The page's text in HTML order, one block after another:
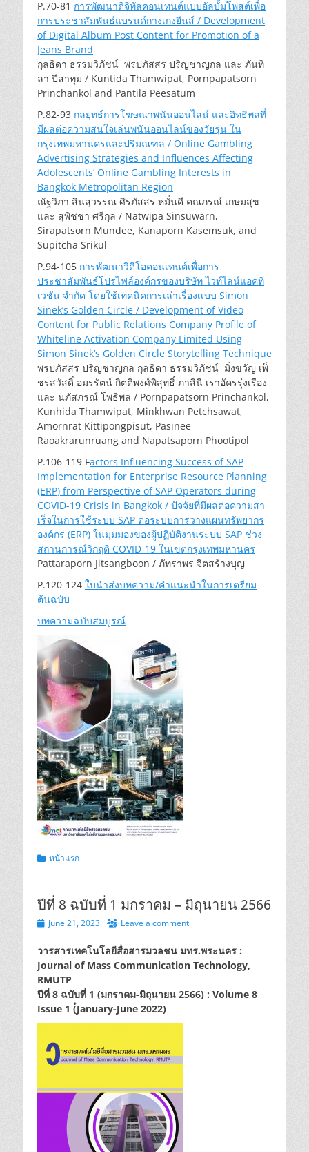
P.70-81 การพัฒนาดิจิทัลคอนเทนต์แบบอัลบั้มโพสต์เพื่อ
การประชาสัมพันธ์แบรนด์กางเกงยีนส์ / Development
of Digital Album Post Content for Promotion of a
Jeans Brand
กุลธิดา ธรรมวิภัชน์ พรปภัสสร ปริญชาญกล และ ภันทิ
ลา ปีสาทุม / Kuntida Thamwipat, Pornpapatsorn
Princhankol and Pantila Peesatum
P.82-93 กลยุทธ์การโฆษณาพนันออนไลน์ และอิทธิพลที่
มีผลต่อความสนใจเล่นพนันออนไลน์ของวัยรุ่น ใน
กรุงเทพมหานครและปริมณฑล / Online Gambling
Advertising Strategies and Influences Affecting
Adolescents’ Online Gambling Interests in
Bangkok Metropolitan Region
ณัฐวิภา สินสุวรรณ ศิรภัสสร หมั่นดี คณภรณ์ เกษมสุข
และ สุพิชชา ศรีกุล / Natwipa Sinsuwarn,
Sirapatsorn Mundee, Kanaporn Kasemsuk, and
Supitcha Srikul
P.94-105 การพัฒนาวิดีโอคอนเทนต์เพื่อการ
ประชาสัมพันธ์โปรไฟล์องค์กรของบริษัท ไวท์ไลน์แอคทิ
เวชัน จำกัด โดยใช้เทคนิคการเล่าเรื่องเเบบ Simon
Sinek’s Golden Circle / Development of Video
Content for Public Relations Company Profile of
Whiteline Activation Company Limited Using
Simon Sinek’s Golden Circle Storytelling Technique
พรปภัสสร ปริญชาญกล กุลธิดา ธรรมวิภัชน์ มิ่งขวัญ เพ็
ชรสวัสดิ์ อมรรัตน์ กิตติพงศ์พิสุทธิ์ ภาสินี เราอัครรุ่งเรือง
และ นภัสภรณ์ โพธิพล / Pornpapatsorn Princhankol,
Kunhida Thamwipat, Minkhwan Petchsawat,
Amornrat Kittipongpisut, Pasinee
Raoakrarunruang and Napatsaporn Phootipol
P.106-119 Factors Influencing Success of SAP
Implementation for Enterprise Resource Planning
(ERP) from Perspective of SAP Operators during
COVID-19 Crisis in Bangkok / ปัจจัยที่มีผลต่อความสา
เร็จในการใช้ระบบ SAP ต่อระบบการวางแผนทรัพยากร
องค์กร (ERP) ในมุมมองของผู้ปฏิบัติงานระบบ SAP ช่วง
สถานการณ์วิกฤติ COVID-19 ในเขตกรุงเทพมหานคร
Pattaraporn Jitsangboon / ภัทราพร จิตสร้างบุญ
P.120-124 ใบนำส่งบทความ/คำแนะนำในการเตรียม
ต้นฉบับ
บทความฉบับสมบูรณ์
Categories
หน้าแรก
ปีที่ 8 ฉบับที่ 1 มกราคม – มิถุนายน 2566
PostedJune 21, 2023 Leave a comment
วารสารเทคโนโลยีสื่อสารมวลชน มทร.พระนคร :
Journal of Mass Communication Technology,
RMUTP
ปีที่ 8 ฉบับที่ 1 (มกราคม-มิถุนายน 2566) : Volume 8
Issue 1 (๋January-June 2022)